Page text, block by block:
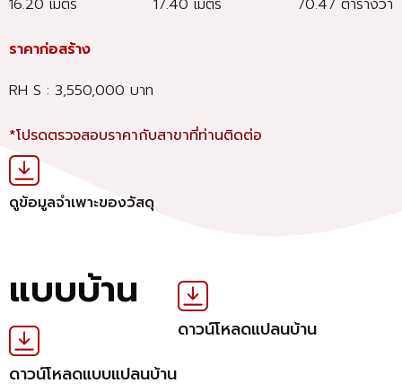
16.20 เมตร 17.40 เมตร 70.47 ตารางวา
ราคาก่อสร้าง
RH S : 3,550,000 บาท
*โปรดตรวจสอบราคากับสาขาที่ท่านติดต่อ
ดูข้อมูลจำเพาะของวัสดุ
แบบบ้าน
ดาวน์โหลดแปลนบ้าน
ดาวน์โหลดแบบแปลนบ้าน